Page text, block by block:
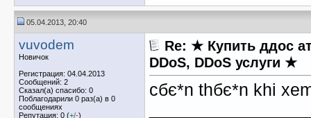
05.04.2013, 20:40
vuvodem
Новичок
Регистрация: 04.04.2013
Сообщений: 2
Сказал(а) спасибо: 0
Поблагодарили 0 раз(а) в 0
сообщениях
Репутация: 0 (+/-)
Re: ★ Купить ддос
DDoS, DDoS услуги ★
cбє*n thбє*n khi